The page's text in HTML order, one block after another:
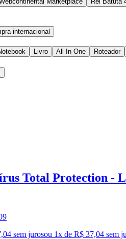
internacional
Livro All In One Roteador
Total Protection -
sem jurosou 1x de R$ 37,04 sem